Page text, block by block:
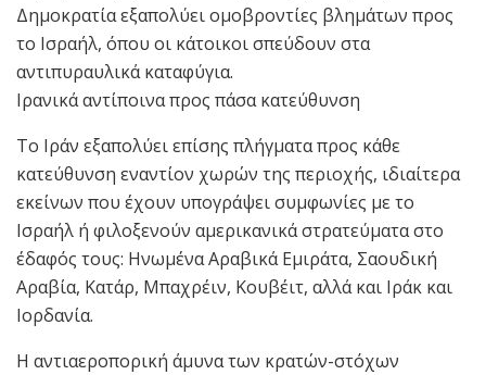
Δημοκρατία εξαπολύει ομοβροντίες βλημάτων προς
το Ισραήλ, όπου οι κάτοικοι σπεύδουν στα
αντιπυραυλικά καταφύγια.
Ιρανικά αντίποινα προς πάσα κατεύθυνση
Το Ιράν εξαπολύει επίσης πλήγματα προς κάθε
κατεύθυνση εναντίον χωρών της περιοχής, ιδιαίτερα
εκείνων που έχουν υπογράψει συμφωνίες με το
Ισραήλ ή φιλοξενούν αμερικανικά στρατεύματα στο
έδαφός τους: Ηνωμένα Αραβικά Εμιράτα, Σαουδική
Αραβία, Κατάρ, Μπαχρέιν, Κουβέιτ, αλλά και Ιράκ και
Ιορδανία.
Η αντιαεροπορική άμυνα των κρατών-στόχων